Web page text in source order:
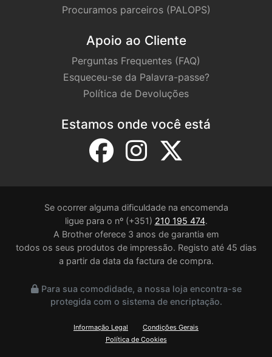
Procuramos parceiros (PALOPS)
Apoio ao Cliente
Perguntas Frequentes (FAQ)
Esqueceu-se da Palavra-passe?
Política de Devoluções
Estamos onde você está
Se ocorrer alguma dificuldade na encomenda
ligue para o nº (+351) 210 195 474.
A Brother oferece 3 anos de garantia em
todos os seus produtos de impressão. Registo até 45 dias
a partir da data da factura de compra.
Para sua comodidade, a nossa loja encontra-se
protegida com o sistema de encriptação.
Informação Legal
Condições Gerais
Política de Cookies